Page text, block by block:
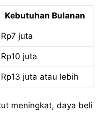
Kebutuhan Bulanan
Rp7 juta
Rp10 juta
Rp13 juta atau lebih
meningkat, daya beli